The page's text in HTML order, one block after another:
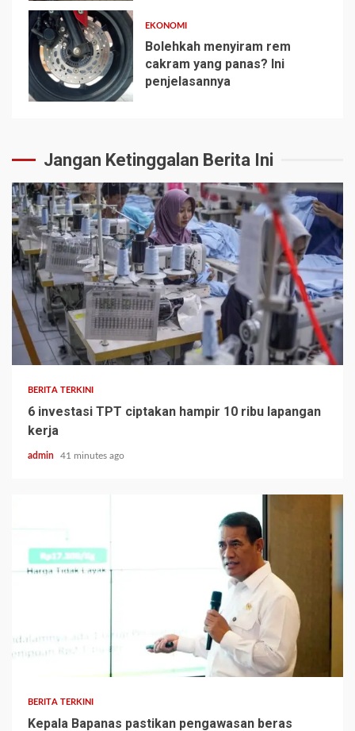
5
EKONOMI
Bolehkah menyiram rem
cakram yang panas? Ini
penjelasannya
Jangan Ketinggalan Berita Ini
BERITA TERKINI
6 investasi TPT ciptakan hampir 10 ribu lapangan
kerja
admin 41 minutes ago
BERITA TERKINI
Kepala Bapanas pastikan pengawasan beras